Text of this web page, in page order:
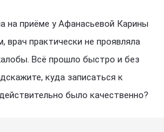
на приёме у Афанасьевой Карины
практически не проявляла
Всё прошло быстро и без
куда записаться к
было качественно?